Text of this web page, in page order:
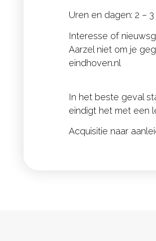
Uren en dagen: 2 –
Interesse of
Aarzel niet om je
eindhoven.nl
In het beste geval
eindigt het met een
Acquisitie naar